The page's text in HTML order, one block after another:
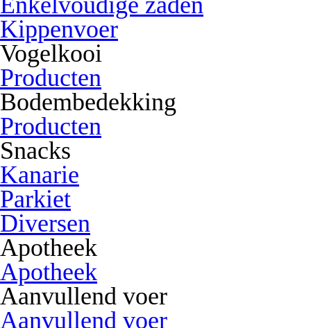
Kippenvoer
Vogelkooi
Producten
Bodembedekking
Producten
Snacks
Kanarie
Parkiet
Diversen
Apotheek
Apotheek
Aanvullend voer
Aanvullend voer